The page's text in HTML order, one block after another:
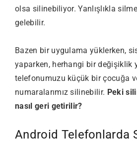
olsa silinebiliyor. Yanlışlıkla
gelebilir.
Bazen bir uygulama yüklerken,
yaparken, herhangi bir değişiklik
telefonumuzu küçük bir çocuğa
numaralarımız silinebilir. Peki
nasıl geri getirilir?
Android Telefonlarda